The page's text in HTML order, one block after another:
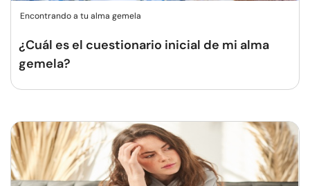
Encontrando a tu alma gemela
¿Cuál es el cuestionario inicial de mi alma
gemela?